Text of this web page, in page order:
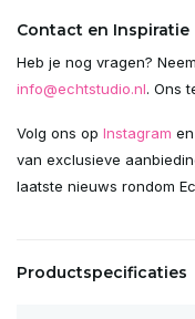
Contact en Inspiratie
Heb je nog vragen?
info@echtstudio.nl. Ons
Volg ons op Instagram en
van exclusieve
laatste nieuws rondom
Productspecificaties